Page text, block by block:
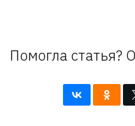
Помогла статья?